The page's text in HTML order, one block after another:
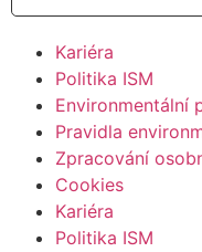
Kariéra
Politika ISM
Environmentální
Pravidla
Zpracování
Cookies
Kariéra
Politika ISM